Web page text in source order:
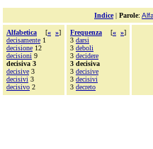
Indice| Parole:
Alfabetica [« »]
decisamente 1
decisione 12
decisioni 9
decisiva 3
decisive 3
decisivi 3
decisivo 2
Frequenza [« »]
3 darsi
3 deboli
3 decidere
3 decisiva
3 decisive
3 decisivi
3 decreto